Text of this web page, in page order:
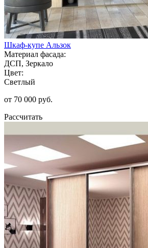
Шкаф-купе Альзок
Материал фасада:
ДСП, Зеркало
Цвет:
Светлый
от 70 000 руб.
Рассчитать